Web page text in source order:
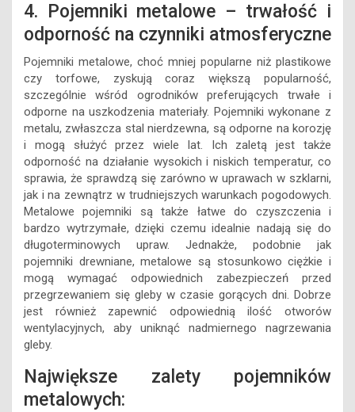
4. Pojemniki metalowe – trwałość i
odporność na czynniki atmosferyczne
Pojemniki metalowe, choć mniej popularne niż plastikowe
czy torfowe, zyskują coraz większą popularność,
szczególnie wśród ogrodników preferujących trwałe i
odporne na uszkodzenia materiały. Pojemniki wykonane z
metalu, zwłaszcza stal nierdzewna, są odporne na korozję
i mogą służyć przez wiele lat. Ich zaletą jest także
odporność na działanie wysokich i niskich temperatur, co
sprawia, że sprawdzą się zarówno w uprawach w szklarni,
jak i na zewnątrz w trudniejszych warunkach pogodowych.
Metalowe pojemniki są także łatwe do czyszczenia i
bardzo wytrzymałe, dzięki czemu idealnie nadają się do
długoterminowych upraw. Jednakże, podobnie jak
pojemniki drewniane, metalowe są stosunkowo ciężkie i
mogą wymagać odpowiednich zabezpieczeń przed
przegrzewaniem się gleby w czasie gorących dni. Dobrze
jest również zapewnić odpowiednią ilość otworów
wentylacyjnych, aby uniknąć nadmiernego nagrzewania
gleby.
Największe zalety pojemników
metalowych: